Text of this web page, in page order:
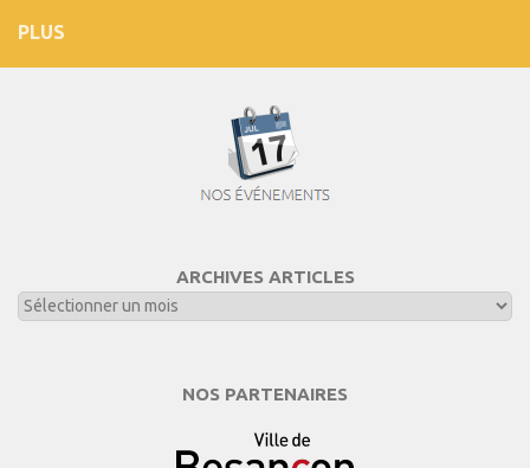
PLUS
ARCHIVES ARTICLES
NOS PARTENAIRES